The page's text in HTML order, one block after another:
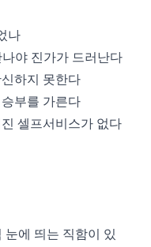
나
야 진가가 드러난다
하지 못한다
부를 가른다
셀프서비스가 없다
에 띄는 직함이 있